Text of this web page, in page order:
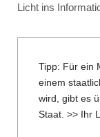
Licht ins
Tipp: Für ein
einem
wird, gibt es
Staat. >> Ihr